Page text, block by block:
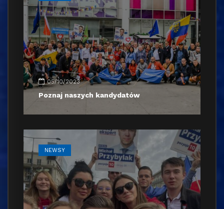
05/10/2023
Poznaj naszych kandydatów
NEWSY